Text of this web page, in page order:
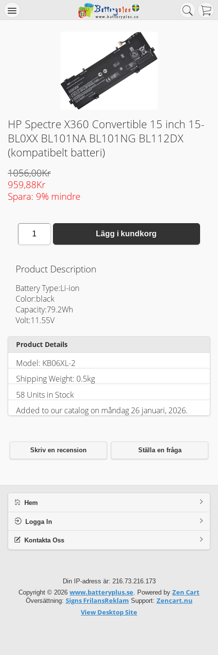
HP Spectre X360 Convertible 15 inch 15-
BL0XX BL101NA BL101NG BL112DX
(kompatibelt batteri)
1056,00Kr
959,88Kr
Spara: 9% mindre
1 Lägg i kundkorg
Product Description
Battery Type:Li-ion
Color:black
Capacity:79.2Wh
Volt:11.55V
Product Details
Model: KB06XL-2
Shipping Weight: 0.5kg
58 Units in Stock
Added to our catalog on måndag 26 januari, 2026.
Skriv en recension Ställa en fråga
Hem
Logga In
Kontakta Oss
Din IP-adress är: 216.73.216.173
Copyright © 2026 www.batteryplus.se. Powered by Zen Cart
Översättning: Signs FrilansReklam Support: Zencart.nu
View Desktop Site